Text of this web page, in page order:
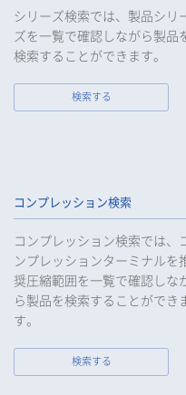
等の保護を最優先する考
めに合理的な範囲で速や
みを行います。
当社は、個人情報報保護
続的に見直し、定期的に
ります。
個人情報の取得
当社は、当社サービスの
所、電話番号、電子メー
名、所属部署名、役職、
行口座情報等の個人情報
報を取得し、偽りその他
なお、当社は、Cookieお
ばWebビーコン）を使用
シリーズ検索では、製品シリ
ズを一覧で確認しながら製品
検索することができます。
検索する
コンプレッション検索
コンプレッション検索では、
ンプレッションターミナルを
奨圧縮範囲を一覧で確認しな
ら製品を検索することができ
す。
検索する